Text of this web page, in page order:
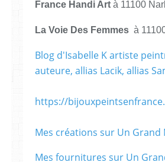
France Handi Art à 11100
La Voie Des Femmes à
Blog d'Isabelle K artiste
auteure, allias Lacik, allias
https://
Mes créations sur Un Grand
Mes fournitures sur Un